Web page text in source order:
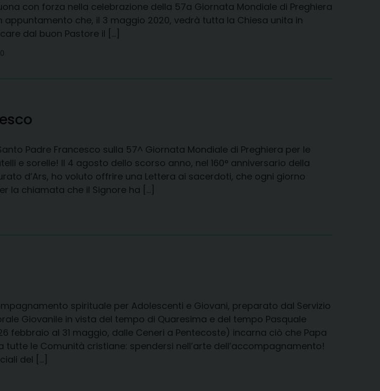
con forza nella celebrazione della 57a Giornata Mondiale di Preghiera
appuntamento che, il 3 maggio 2020, vedrà tutta la Chiesa unita in
dal buon Pastore il […]
Padre Francesco sulla 57^ Giornata Mondiale di Preghiera per le
e sorelle! Il 4 agosto dello scorso anno, nel 160° anniversario della
d’Ars, ho voluto offrire una Lettera ai sacerdoti, che ogni giorno
la chiamata che il Signore ha […]
spirituale per Adolescenti e Giovani, preparato dal Servizio
Giovanile in vista del tempo di Quaresima e del tempo Pasquale
febbraio al 31 maggio, dalle Ceneri a Pentecoste) incarna ciò che Papa
tutte le Comunità cristiane: spendersi nell’arte dell’accompagnamento!
del […]